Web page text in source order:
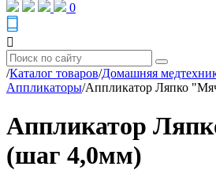
0
/Каталог товаров/Домашняя
Аппликаторы/Аппликатор Ляпко
Аппликатор
(шаг 4,0мм)